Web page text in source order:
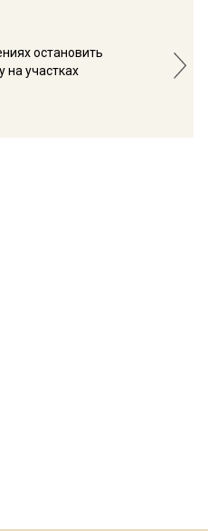
остановить
на участках